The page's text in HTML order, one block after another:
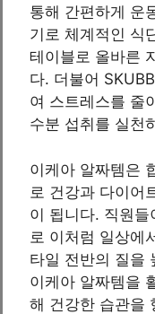
통해 간편하게 운
기로 체계적인 식
테이블로 올바른
다. 더불어
여 스트레스를 줄
수분 섭취를 실천
이케아 알짜템은
로 건강과 다이어
이 됩니다. 직원
로 이처럼 일상에
타일 전반의 질을
이케아 알짜템을
해 건강한 습관을